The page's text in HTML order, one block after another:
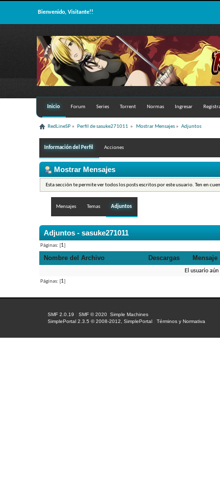
Bienvenido, Visitante!!
Inicio Forum Series Torrent Normas Ingresar
RedLineSP » Perfil de sasuke271011 » Mostrar Mensajes» Adjuntos
Información del Perfil Acciones
Mostrar Mensajes
Esta sección te permite ver todos los posts escritos por este usuario. Ten en
Mensajes Temas Adjuntos
Adjuntos - sasuke271011
Páginas: [1]
Nombre del Archivo Descargas Mensaje
El usuario
Páginas: [1]
SMF 2.0.19 |SMF © 2020 ,Simple Machines
SimplePortal 2.3.5 © 2008-2012, SimplePortal
|Términos y Normativa